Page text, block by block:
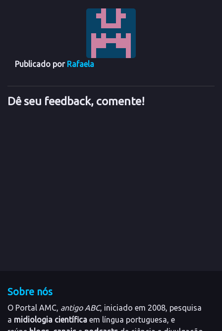
Publicado por Rafaela
Dê seu feedback, comente!
Sobre nós
O Portal AMC, antigo ABC, iniciado em 2008, pesquisa
a midiologia científica em língua portuguesa, e